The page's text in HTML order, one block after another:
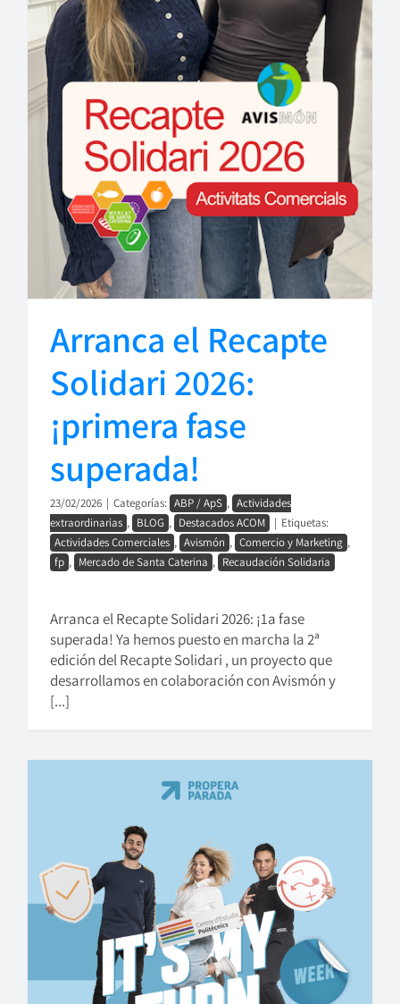
Arranca el Recapte
Solidari 2026:
¡primera fase
superada!
23/02/2026 | Categorías: ABP / ApS , Actividades
extraordinarias , BLOG , Destacados ACOM | Etiquetas:
Actividades Comerciales , Avismón , Comercio y Marketing ,
fp , Mercado de Santa Caterina , Recaudación Solidaria
Arranca el Recapte Solidari 2026: ¡1a fase
superada! Ya hemos puesto en marcha la 2ª
edición del Recapte Solidari , un proyecto que
desarrollamos en colaboración con Avismón y
[...]